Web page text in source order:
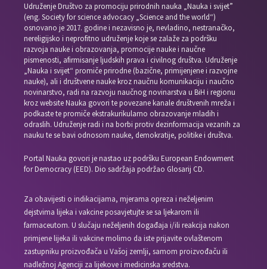
Udruženje Društvo za promociju prirodnih nauka „Nauka i svijet”
(eng. Society for science advocacy „Science and the world“)
osnovano je 2017. godine i nezavisno je, nevladino, nestranačko,
nereligijsko i neprofitno udruženje koje se zalaže za podršku
razvoja nauke i obrazovanja, promocije nauke i naučne
pismenosti, afirmisanje ljudskih prava i civilnog društva. Udruženje
„Nauka i svijet“ promiče prirodne (bazične, primijenjene i razvojne
nauke), ali i društvene nauke kroz naučnu komunikaciju i naučno
novinarstvo, radi na razvoju naučnog novinarstva u BiH i regionu
kroz website Nauka govori te povezane kanale društvenih mreža i
podkaste te promiče ekstrakurikularno obrazovanje mladih i
odraslih. Udruženje radi i na borbi protiv dezinformacija vezanih za
nauku te se bavi odnosom nauke, demokratije, politike i društva.
Portal Nauka govori je nastao uz podršku European Endowment
for Democracy (EED). Dio sadržaja podržao Glosarij CD.
Za obavijesti o indikacijama, mjerama opreza i neželjenim
dejstvima lijeka i vakcine posavjetujte se sa ljekarom ili
farmaceutom. U slučaju neželjenih događaja i/ili reakcija nakon
primjene lijeka ili vakcine molimo da iste prijavite ovlaštenom
zastupniku proizvođača u Vašoj zemlji, samom proizvođaču ili
nadležnoj Agenciji za lijekove i medicinska sredstva.